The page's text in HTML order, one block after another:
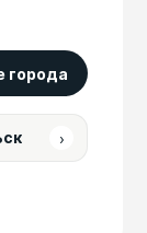
города
›